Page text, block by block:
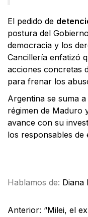
El pedido de
postura del
democracia y los
Cancillería enfatizó
acciones concretas
para frenar los
Argentina se suma
régimen de Maduro
avance con su
los responsables de
Hablamos de: Diana
Anterior: “Milei, el ex